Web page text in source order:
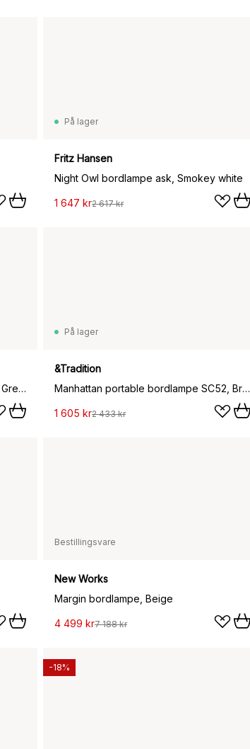
På lager
Fritz Hansen
Night Owl bordlampe ask, Smokey white
1 647 kr2 617 kr
Flowerpot portable bordlampe VP9, Grey beige
På lager
&Tradition
Manhattan portable bordlampe SC52, Bronzed brass
1 605 kr2 433 kr
Bestillingsvare
New Works
Margin bordlampe, Beige
4 499 kr7 188 kr
-18%